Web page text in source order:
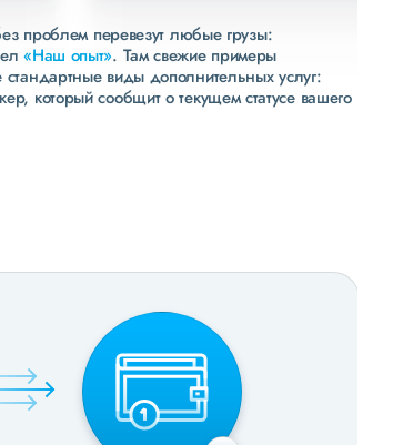
проблем перевезут любые грузы:
«Наш опыт». Там свежие примеры
виды дополнительных услуг:
который сообщит о текущем статусе вашего